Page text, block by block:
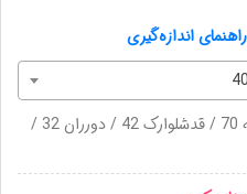
راهنمای اندازه‌گیری
2تا3سالونیم / قدتیشرت 37 / دورسینه 70 / قدشلوارک 42 / دورران 32 /